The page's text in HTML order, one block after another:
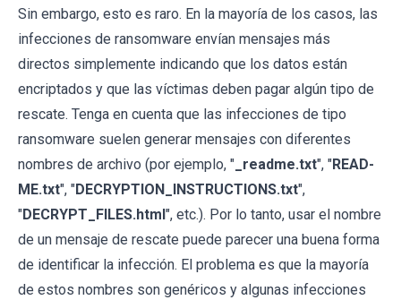
Sin embargo, esto es raro. En la mayoría de los casos, las
infecciones de ransomware envían mensajes más
directos simplemente indicando que los datos están
encriptados y que las víctimas deben pagar algún tipo de
rescate. Tenga en cuenta que las infecciones de tipo
ransomware suelen generar mensajes con diferentes
nombres de archivo (por ejemplo, " _readme.txt", "READ-
ME.txt", "DECRYPTION_INSTRUCTIONS.txt",
"DECRYPT_FILES.html", etc.). Por lo tanto, usar el nombre
de un mensaje de rescate puede parecer una buena forma
de identificar la infección. El problema es que la mayoría
de estos nombres son genéricos y algunas infecciones